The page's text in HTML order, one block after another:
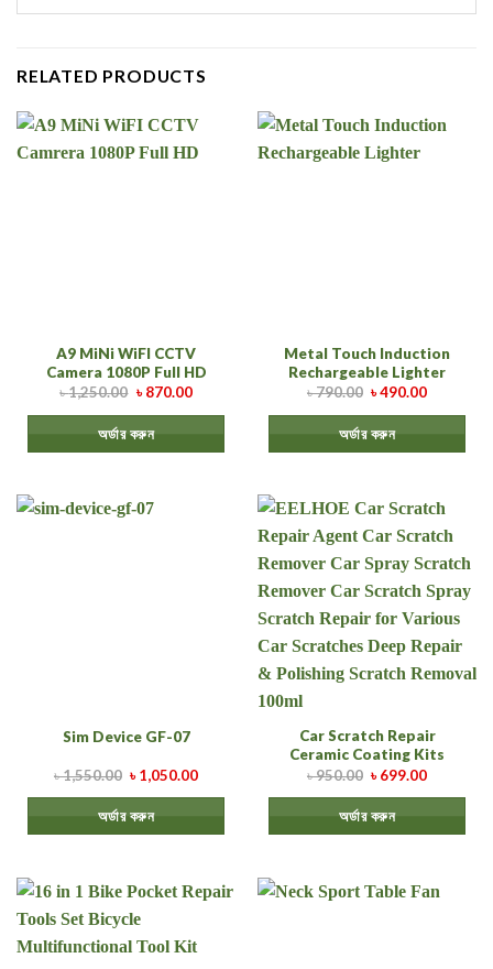
RELATED PRODUCTS
A9 MiNi WiFI CCTV
Camera 1080P Full HD
৳1,250.00 ৳870.00
অর্ডার করুন
Metal Touch Induction
Rechargeable Lighter
৳790.00 ৳490.00
অর্ডার করুন
Sim Device GF-07
৳1,550.00 ৳1,050.00
অর্ডার করুন
Car Scratch Repair
Ceramic Coating Kits
৳950.00 ৳699.00
অর্ডার করুন